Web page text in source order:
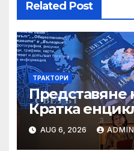
Related Post
ТРАКТОРИ
Представяне
Кратка
AUG 6, 2026 ADMIN